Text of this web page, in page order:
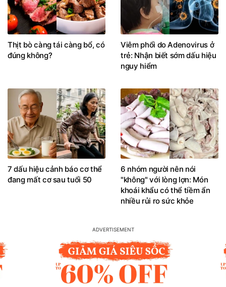
Thịt bò càng tái càng bổ, có
đúng không?
Viêm phổi do Adenovirus ở
trẻ: Nhận biết sớm dấu hiệu
nguy hiểm
7 dấu hiệu cảnh báo cơ thể
đang mất cơ sau tuổi 50
6 nhóm người nên nói
"không" với lòng lợn: Món
khoái khẩu có thể tiềm ẩn
nhiều rủi ro sức khỏe